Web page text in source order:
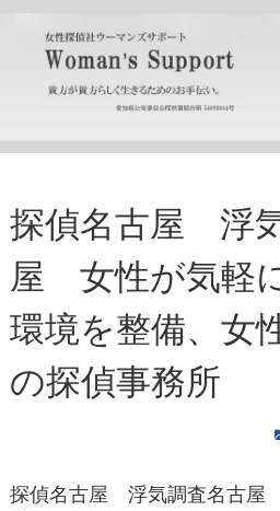
探偵名古屋 浮
屋 女性が気軽
環境を整備、女
の探偵事務所
探偵名古屋 浮気調査名古屋